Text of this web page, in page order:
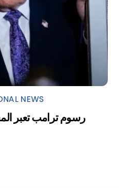
NEWS
رسوم ترامب تعبر